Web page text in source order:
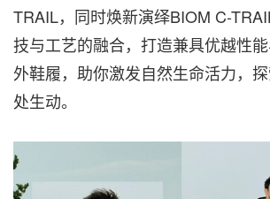
TRAIL，同时焕新演绎BIOM C-
技与工艺的融合，打造兼具优越性
外鞋履，助你激发自然生命活力，
处生动。